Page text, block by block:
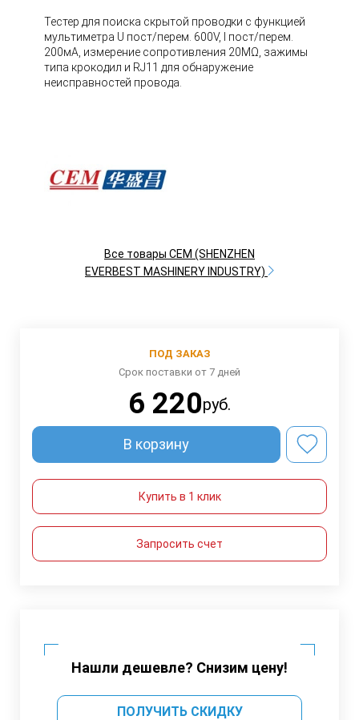
Тестер для поиска скрытой проводки с функцией
мультиметра U пост/перем. 600V, I пост/перем.
200мА, измерение сопротивления 20МΩ, зажимы
типа крокодил и RJ11 для обнаружение
неисправностей провода.
Все товары CEM (SHENZHEN
EVERBEST MASHINERY INDUSTRY)
ПОД ЗАКАЗ
Срок поставки от 7 дней
6 220руб.
В корзину
Купить в 1 клик
Запросить счет
Нашли дешевле? Снизим цену!
ПОЛУЧИТЬ СКИДКУ